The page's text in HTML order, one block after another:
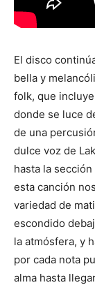
El disco
bella y
folk, que
donde se luce
de una
dulce voz de
hasta la
esta canción
variedad de
escondido
la atmósfera, y
por cada nota
alma hasta